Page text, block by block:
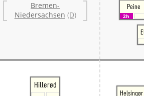
Bremen-
Niedersachsen (D)
Peine
2h
Hillerød
Helsingør